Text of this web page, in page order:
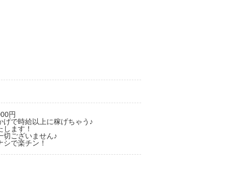
円
げで時給以上に稼げちゃう♪
します！
切ございません♪
シで楽チン！